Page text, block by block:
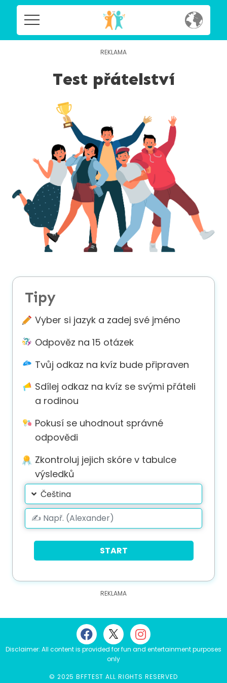
Home
&
Conditions
Contact
Social
Terms & Conditions
About us
Contact us
Test přátelství
Tipy
Vyber si jazyk a zadej své jméno
Odpověz na 15 otázek
Tvůj odkaz na kvíz bude připraven
Sdílej odkaz na kvíz se svými přáteli
a rodinou
Pokusí se uhodnout správné
odpovědi
Zkontroluj jejich skóre v tabulce
výsledků
Čeština
START
Disclaimer: All content is provided for fun and entertainment purposes
only
© 2025 BFFTEST ALL RIGHTS RESERVED